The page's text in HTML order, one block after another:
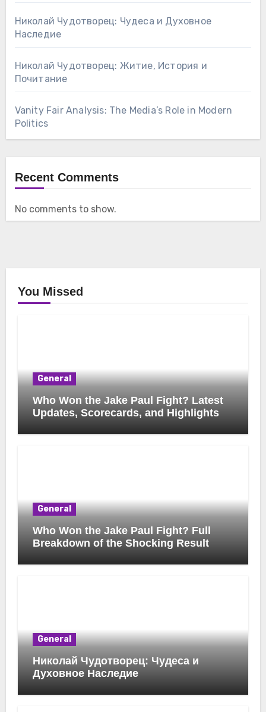
Николай Чудотворец: Чудеса и Духовное
Наследие
Николай Чудотворец: Житие, История и
Почитание
Vanity Fair Analysis: The Media’s Role in Modern
Politics
Recent Comments
No comments to show.
You Missed
General
Who Won the Jake Paul Fight? Latest
Updates, Scorecards, and Highlights
General
Who Won the Jake Paul Fight? Full
Breakdown of the Shocking Result
General
Николай Чудотворец: Чудеса и
Духовное Наследие